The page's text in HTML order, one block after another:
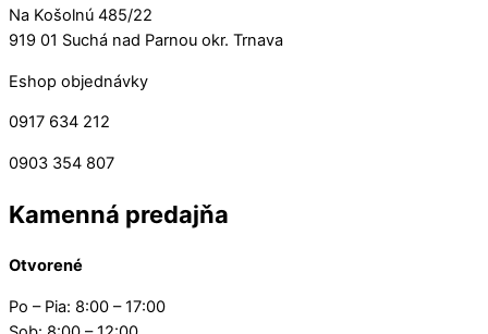
Na Košolnú 485/22
919 01 Suchá nad Parnou okr. Trnava
Eshop objednávky
0917 634 212
0903 354 807
Kamenná predajňa
Otvorené
Po – Pia: 8:00 – 17:00